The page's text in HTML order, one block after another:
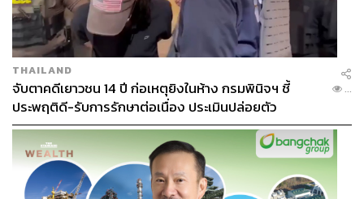
ภารกิจปั้น TrueMoney Wallet ให้กลายเป็น Alipay ไทย
ตัวแทนจาก Alipay บอกว่า ทุกวันนี้มีคนไทยจำนวนไม่น้อยที่
เรียกร้องอยากใช้งาน Alipay แต่ติดปัญหาตรงที่แพลตฟอร์ม
ของพวกเขาถูกสร้างขึ้นมาเพื่อรองรับผู้ใช้งานจากจีนเท่านั้น
ทำได้เต็มที่ที่สุดก็คือสนับสนุนให้ผู้ค้าจากไทยมีช่องทางรับ
เงินของ Alipay
THAILAND
จับตาคดีเยาวชน 14 ปี ก่อเหตุยิงในห้าง กรมพินิจฯ ชี้
ประพฤติดี-รับการรักษาต่อเนื่อง ประเมินปล่อยตัว
...